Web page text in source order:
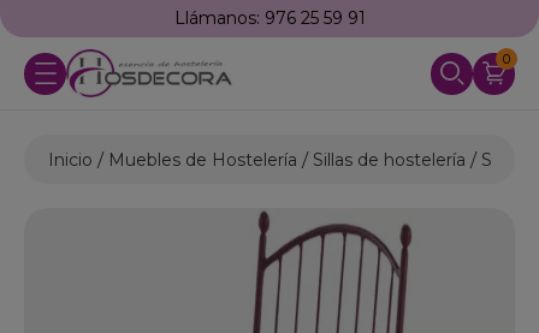
Llámanos: 976 25 59 91
0
Inicio Muebles de Hostelería Sillas de hostelería Sillas